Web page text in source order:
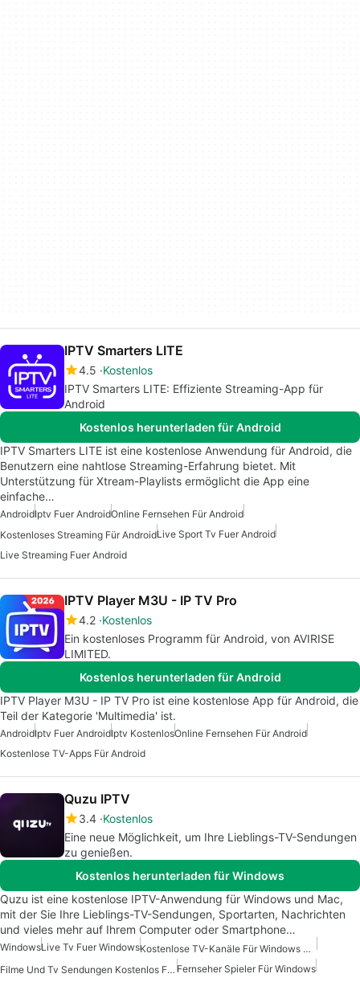
IPTV Smarters LITE
4.5 Kostenlos
IPTV Smarters LITE: Effiziente Streaming-App für
Android
Kostenlos herunterladen für Android
IPTV Smarters LITE ist eine kostenlose Anwendung für Android, die
Benutzern eine nahtlose Streaming-Erfahrung bietet. Mit
Unterstützung für Xtream-Playlists ermöglicht die App eine
einfache…
AndroidIptv Fuer AndroidOnline Fernsehen Für Android
Kostenloses Streaming Für AndroidLive Sport Tv Fuer Android
Live Streaming Fuer Android
IPTV Player M3U - IP TV Pro
4.2 Kostenlos
Ein kostenloses Programm für Android, von AVIRISE
LIMITED.
Kostenlos herunterladen für Android
IPTV Player M3U - IP TV Pro ist eine kostenlose App für Android, die
Teil der Kategorie 'Multimedia' ist.
AndroidIptv Fuer AndroidIptv KostenlosOnline Fernsehen Für Android
Kostenlose TV-Apps Für Android
Quzu IPTV
3.4 Kostenlos
Eine neue Möglichkeit, um Ihre Lieblings-TV-Sendungen
zu genießen.
Kostenlos herunterladen für Windows
Quzu ist eine kostenlose IPTV-Anwendung für Windows und Mac,
mit der Sie Ihre Lieblings-TV-Sendungen, Sportarten, Nachrichten
und vieles mehr auf Ihrem Computer oder Smartphone…
WindowsLive Tv Fuer Windows
Kostenlose TV-Kanäle Für Windows Ansehen
Filme Und Tv Sendungen Kostenlos Fuer Windows Fernseher Spieler Für Windows